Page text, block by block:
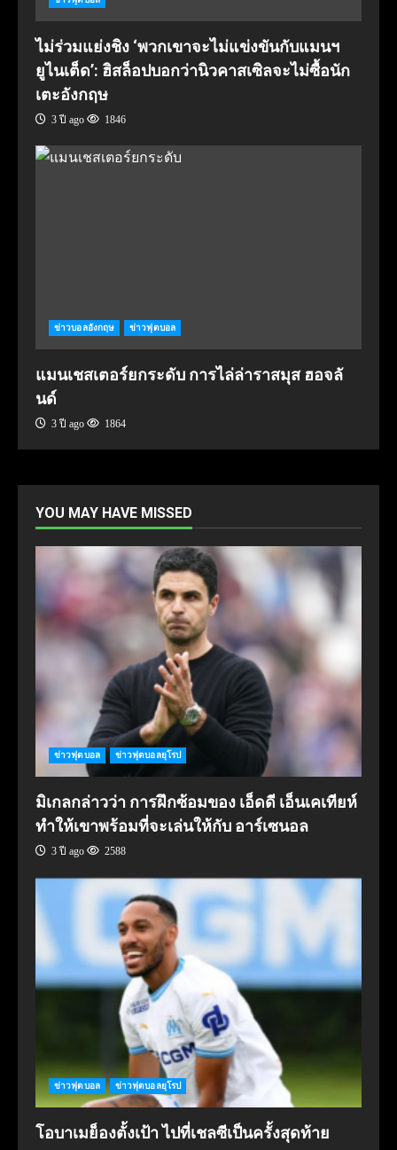
ไม่ร่วมแย่งชิง ‘พวกเขาจะไม่แข่งขันกับแมนฯ
ยูไนเต็ด’: ฮิสล็อปบอกว่านิวคาสเซิลจะไม่ซื้อนัก
เตะอังกฤษ
3 ปี ago 1846
ข่าวบอลอังกฤษ ข่าวฟุตบอล
แมนเชสเตอร์ยกระดับ การไล่ล่าราสมุส ฮอจลั
นด์
3 ปี ago 1864
YOU MAY HAVE MISSED
ข่าวฟุตบอล ข่าวฟุตบอลยุโรป
มิเกลกล่าวว่า การฝึกซ้อมของ เอ็ดดี เอ็นเคเทียห์
ทำให้เขาพร้อมที่จะเล่นให้กับ อาร์เซนอล
3 ปี ago 2588
ข่าวฟุตบอล ข่าวฟุตบอลยุโรป
โอบาเมย็องตั้งเป้า ไปที่เชลซีเป็นครั้งสุดท้าย